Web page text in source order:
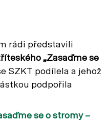
rádi představili
„Zasaďme se
SZKT podílela a jehož
podpořila
se o stromy –